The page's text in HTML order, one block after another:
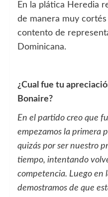
En la plática Heredia
de manera muy
contento de
Dominicana.
¿Cual fue tu
Bonaire?
En el partido creo que
empezamos la primera
quizás por ser nuestro
tiempo, intentando
competencia. Luego en
demostramos de que